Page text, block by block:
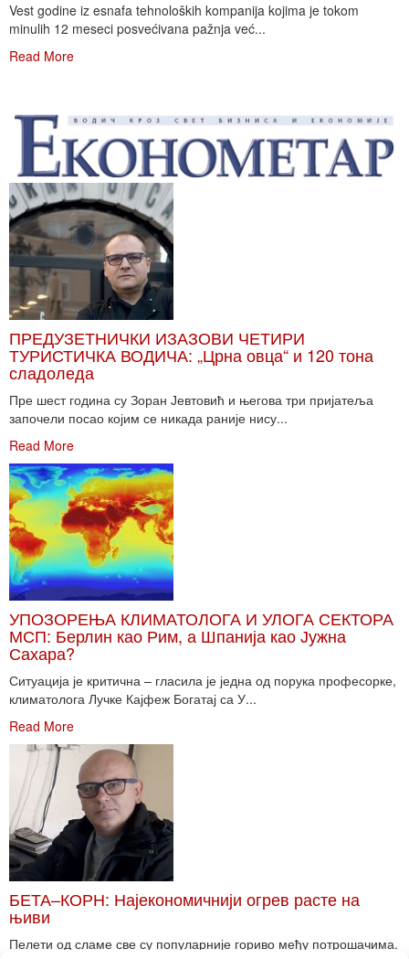
Vest godine iz esnafa tehnoloških kompanija kojima je tokom
minulih 12 meseci posvećivana pažnja već...
Read More
ПРЕДУЗЕТНИЧКИ ИЗАЗОВИ ЧЕТИРИ
ТУРИСТИЧКА ВОДИЧА: „Црна овца“ и 120 тона
сладоледа
Пре шест година су Зоран Јевтовић и његова три пријатеља
започели посао којим се никада раније нису...
Read More
УПОЗОРЕЊА КЛИМАТОЛОГА И УЛОГА СЕКТОРА
МСП: Берлин као Рим, а Шпанија као Јужна
Сахара?
Ситуација је критична – гласила је једна од порука професорке,
климатолога Лучке Кајфеж Богатај са У...
Read More
БЕТА–КОРН: Најекономичнији огрев расте на
њиви
Пелети од сламе све су популарније гориво међу потрошачима.